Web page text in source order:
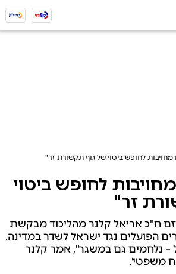
מחויבות לחופש ביטוי של גוף תקשורת זר"
לחופש ביטוי
זר"
ח"כ אריאל קלנר מהליכוד מבקשת
הפועלים נגד ישראל לשדר במדינה.
– נלחמים גם במשגר", אמר קלנר
משפטי'.